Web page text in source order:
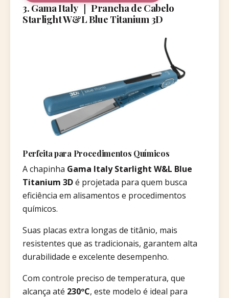
3. Gama Italy ｜ Prancha de Cabelo
Starlight W&L Blue Titanium 3D
Perfeita para Procedimentos Químicos
A chapinha Gama Italy Starlight W&L Blue
Titanium 3Dé projetada para quem busca
eficiência em alisamentos e procedimentos
químicos.
Suas placas extra longas de titânio, mais
resistentes que as tradicionais, garantem alta
durabilidade e excelente desempenho.
Com controle preciso de temperatura, que
alcança até 230ºC, este modelo é ideal para